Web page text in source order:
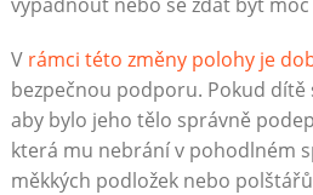
V rámci této změny polohy je
bezpečnou podporu. Pokud dítě
aby bylo jeho tělo správně
která mu nebrání v pohodlném
měkkých podložek nebo